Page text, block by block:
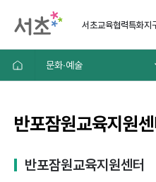
서초교육협력특화지
문화∙예술
반포잠원교육지원
반포잠원교육지원센터